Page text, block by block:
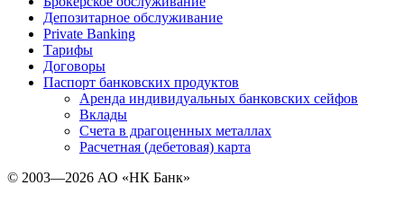
Депозитарное обслуживание
Private Banking
Тарифы
Договоры
Паспорт банковских продуктов
Аренда индивидуальных банковских сейфов
Вклады
Счета в драгоценных металлах
Расчетная (дебетовая) карта
© 2003—2026 АО «НК Банк»